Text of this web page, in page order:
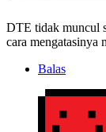
DTE tidak muncul
cara mengatasinya
Balas